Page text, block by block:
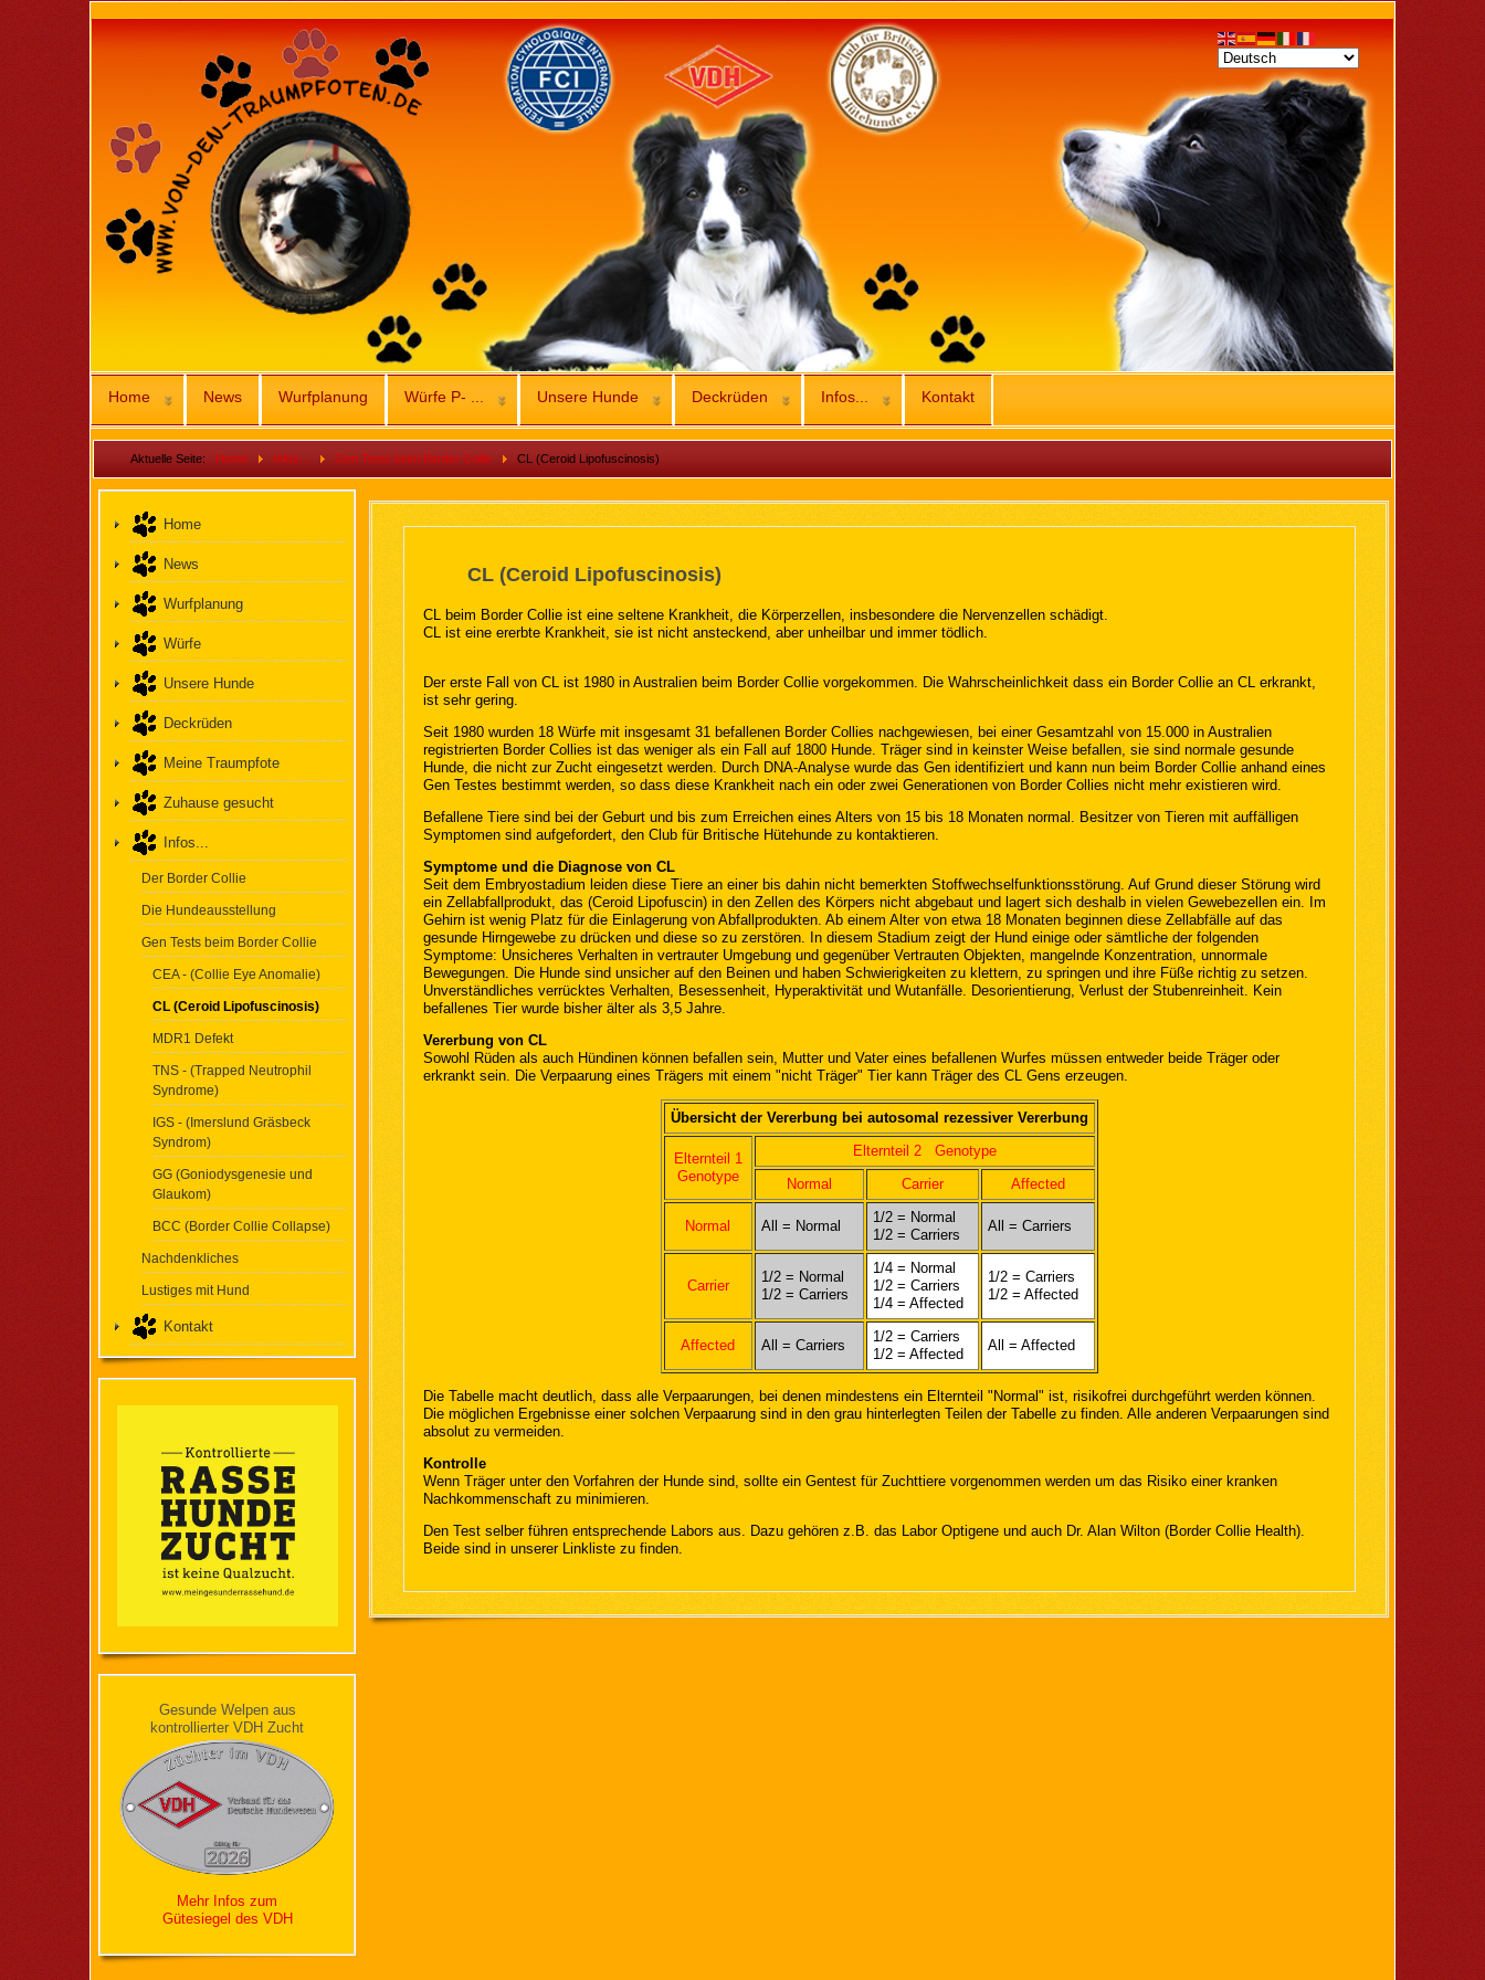
Home News Wurfplanung Würfe P- ... Unsere Hunde Deckrüden Infos... Kontakt
Aktuelle Seite: Home Infos... Gen Tests beim Border Collie CL (Ceroid Lipofuscinosis)
Home
News
Wurfplanung
Würfe
Unsere Hunde
Deckrüden
Meine Traumpfote
Zuhause gesucht
Infos...
Der Border Collie
Die Hundeausstellung
Gen Tests beim Border Collie
CEA - (Collie Eye Anomalie)
CL (Ceroid Lipofuscinosis)
MDR1 Defekt
TNS - (Trapped Neutrophil
Syndrome)
IGS - (Imerslund Gräsbeck
Syndrom)
GG (Goniodysgenesie und
Glaukom)
BCC (Border Collie Collapse)
Nachdenkliches
Lustiges mit Hund
Kontakt
Gesunde Welpen aus
kontrollierter VDH Zucht
Mehr Infos zum
Gütesiegel des VDH
CL (Ceroid Lipofuscinosis)
CL beim Border Collie ist eine seltene Krankheit, die Körperzellen, insbesondere die Nervenzellen schädigt.
CL ist eine ererbte Krankheit, sie ist nicht ansteckend, aber unheilbar und immer tödlich.
Der erste Fall von CL ist 1980 in Australien beim Border Collie vorgekommen. Die Wahrscheinlichkeit dass ein Border Collie an CL erkrankt,
ist sehr gering.
Seit 1980 wurden 18 Würfe mit insgesamt 31 befallenen Border Collies nachgewiesen, bei einer Gesamtzahl von 15.000 in Australien
registrierten Border Collies ist das weniger als ein Fall auf 1800 Hunde. Träger sind in keinster Weise befallen, sie sind normale gesunde
Hunde, die nicht zur Zucht eingesetzt werden. Durch DNA-Analyse wurde das Gen identifiziert und kann nun beim Border Collie anhand eines
Gen Testes bestimmt werden, so dass diese Krankheit nach ein oder zwei Generationen von Border Collies nicht mehr existieren wird.
Befallene Tiere sind bei der Geburt und bis zum Erreichen eines Alters von 15 bis 18 Monaten normal. Besitzer von Tieren mit auffälligen
Symptomen sind aufgefordert, den Club für Britische Hütehunde zu kontaktieren.
Symptome und die Diagnose von CL
Seit dem Embryostadium leiden diese Tiere an einer bis dahin nicht bemerkten Stoffwechselfunktionsstörung. Auf Grund dieser Störung wird
ein Zellabfallprodukt, das (Ceroid Lipofuscin) in den Zellen des Körpers nicht abgebaut und lagert sich deshalb in vielen Gewebezellen ein. Im
Gehirn ist wenig Platz für die Einlagerung von Abfallprodukten. Ab einem Alter von etwa 18 Monaten beginnen diese Zellabfälle auf das
gesunde Hirngewebe zu drücken und diese so zu zerstören. In diesem Stadium zeigt der Hund einige oder sämtliche der folgenden
Symptome: Unsicheres Verhalten in vertrauter Umgebung und gegenüber Vertrauten Objekten, mangelnde Konzentration, unnormale
Bewegungen. Die Hunde sind unsicher auf den Beinen und haben Schwierigkeiten zu klettern, zu springen und ihre Füße richtig zu setzen.
Unverständliches verrücktes Verhalten, Besessenheit, Hyperaktivität und Wutanfälle. Desorientierung, Verlust der Stubenreinheit. Kein
befallenes Tier wurde bisher älter als 3,5 Jahre.
Vererbung von CL
Sowohl Rüden als auch Hündinen können befallen sein, Mutter und Vater eines befallenen Wurfes müssen entweder beide Träger oder
erkrankt sein. Die Verpaarung eines Trägers mit einem "nicht Träger" Tier kann Träger des CL Gens erzeugen.
Übersicht der Vererbung bei autosomal rezessiver Vererbung
Elternteil 1
Genotype
Elternteil 2 Genotype
Normal
Carrier Affected
Normal All = Normal
1/2 = Normal
1/2 = Carriers
All = Carriers
Carrier
1/2 = Normal
1/2 = Carriers
1/4 = Normal
1/2 = Carriers
1/4 = Affected
1/2 = Carriers
1/2 = Affected
Affected All = Carriers
1/2 = Carriers
1/2 = Affected
All = Affected
Die Tabelle macht deutlich, dass alle Verpaarungen, bei denen mindestens ein Elternteil "Normal" ist, risikofrei durchgeführt werden können.
Die möglichen Ergebnisse einer solchen Verpaarung sind in den grau hinterlegten Teilen der Tabelle zu finden. Alle anderen Verpaarungen sind
absolut zu vermeiden.
Kontrolle
Wenn Träger unter den Vorfahren der Hunde sind, sollte ein Gentest für Zuchttiere vorgenommen werden um das Risiko einer kranken
Nachkommenschaft zu minimieren.
Den Test selber führen entsprechende Labors aus. Dazu gehören z.B. das Labor Optigene und auch Dr. Alan Wilton (Border Collie Health).
Beide sind in unserer Linkliste zu finden.